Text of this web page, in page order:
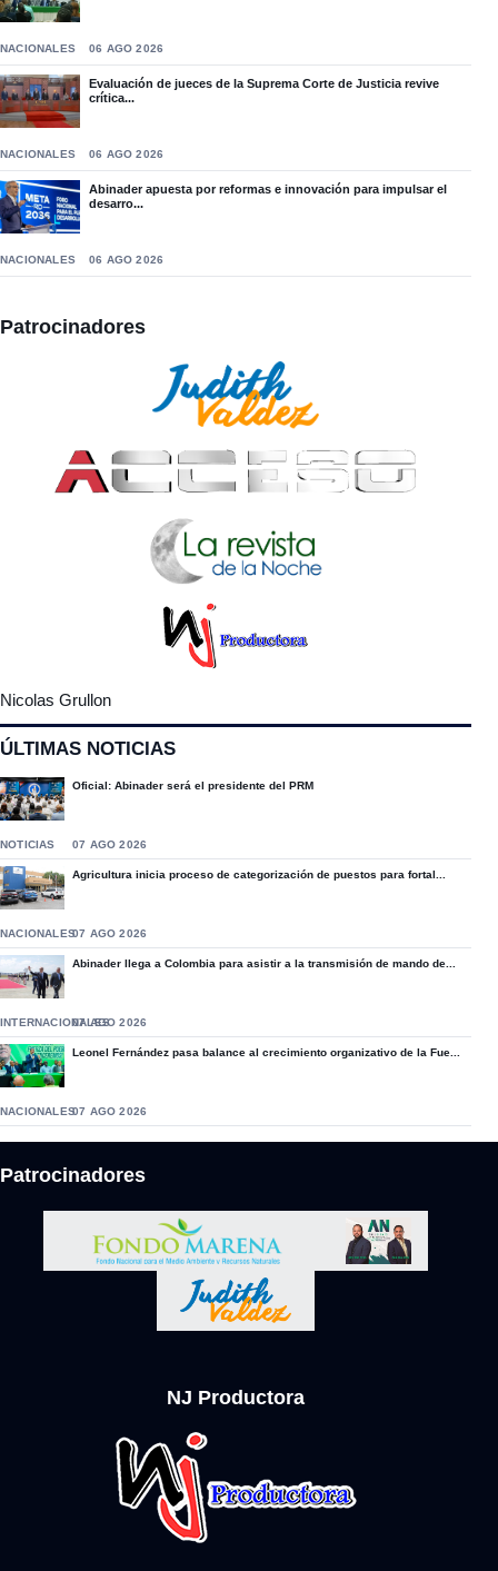
NACIONALES 06 AGO 2026
Evaluación de jueces de la Suprema Corte de Justicia revive
crítica...
NACIONALES 06 AGO 2026
Abinader apuesta por reformas e innovación para impulsar el
desarro...
NACIONALES 06 AGO 2026
Patrocinadores
Nicolas Grullon
ÚLTIMAS NOTICIAS
Oficial: Abinader será el presidente del PRM
NOTICIAS 07 AGO 2026
Agricultura inicia proceso de categorización de puestos para fortal...
NACIONALES07 AGO 2026
Abinader llega a Colombia para asistir a la transmisión de mando de...
INTERNACIONALES07 AGO 2026
Leonel Fernández pasa balance al crecimiento organizativo de la Fue...
NACIONALES07 AGO 2026
Patrocinadores
NJ Productora